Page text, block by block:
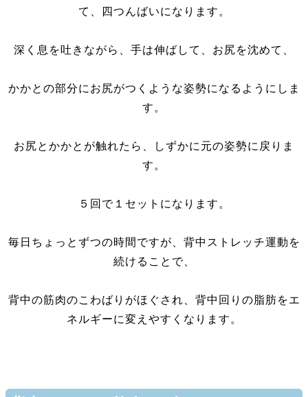
て、四つんばいになります。
深く息を吐きながら、手は伸ばして、お尻を沈めて、
かかとの部分にお尻がつくような姿勢になるようにしま
す。
お尻とかかとが触れたら、しずかに元の姿勢に戻りま
す。
５回で１セットになります。
毎日ちょっとずつの時間ですが、背中ストレッチ運動を
続けることで、
背中の筋肉のこわばりがほぐされ、背中回りの脂肪をエ
ネルギーに変えやすくなります。